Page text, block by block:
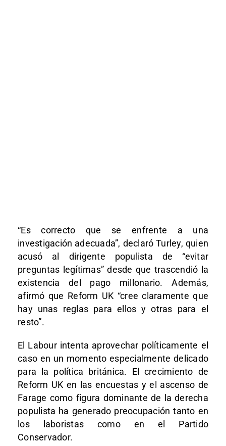
“Es correcto que se enfrente a una
investigación adecuada”, declaró Turley, quien
acusó al dirigente populista de “evitar
preguntas legítimas” desde que trascendió la
existencia del pago millonario. Además,
afirmó que Reform UK “cree claramente que
hay unas reglas para ellos y otras para el
resto”.
El Labour intenta aprovechar políticamente el
caso en un momento especialmente delicado
para la política británica. El crecimiento de
Reform UK en las encuestas y el ascenso de
Farage como figura dominante de la derecha
populista ha generado preocupación tanto en
los laboristas como en el Partido
Conservador.